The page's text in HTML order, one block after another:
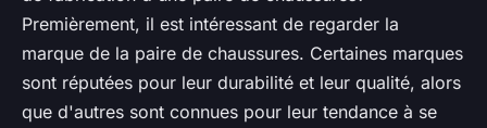
Premièrement, il est intéressant de regarder la
marque de la paire de chaussures. Certaines marques
sont réputées pour leur durabilité et leur qualité, alors
que d'autres sont connues pour leur tendance à se